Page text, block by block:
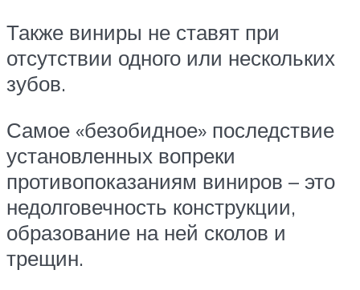
Также виниры не ставят при
отсутствии одного или нескольких
зубов.
Самое «безобидное» последствие
установленных вопреки
противопоказаниям виниров – это
недолговечность конструкции,
образование на ней сколов и
трещин.